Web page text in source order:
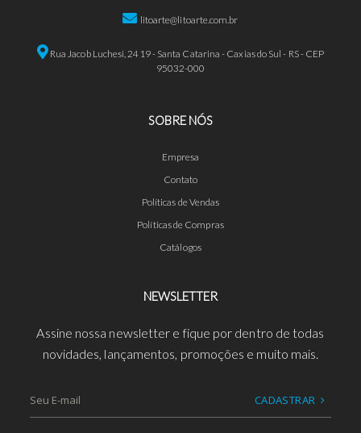
litoarte@litoarte.com.br
Rua Jacob Luchesi, 2419 - Santa Catarina - Caxias do Sul - RS - CEP
95032-000
SOBRE NÓS
Empresa
Contato
Políticas de Vendas
Políticas de Compras
Catálogos
NEWSLETTER
Assine nossa newsletter e fique por dentro de todas
novidades, lançamentos, promoções e muito mais.
CADASTRAR